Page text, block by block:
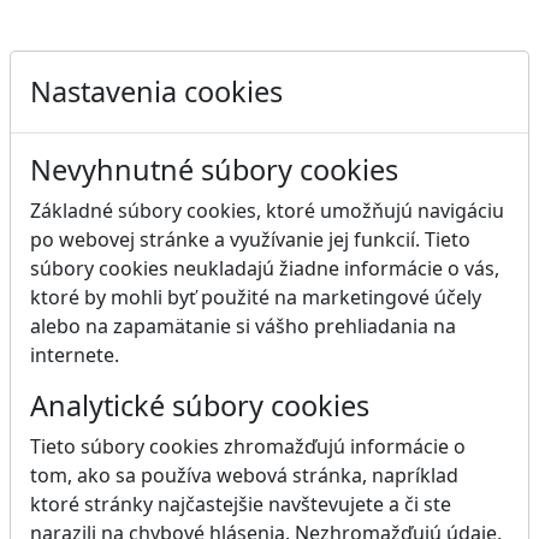
Nastavenia cookies
Nevyhnutné súbory cookies
Základné súbory cookies, ktoré umožňujú navigáciu
po webovej stránke a využívanie jej funkcií. Tieto
súbory cookies neukladajú žiadne informácie o vás,
ktoré by mohli byť použité na marketingové účely
alebo na zapamätanie si vášho prehliadania na
internete.
Analytické súbory cookies
Tieto súbory cookies zhromažďujú informácie o
tom, ako sa používa webová stránka, napríklad
ktoré stránky najčastejšie navštevujete a či ste
narazili na chybové hlásenia. Nezhromažďujú údaje,